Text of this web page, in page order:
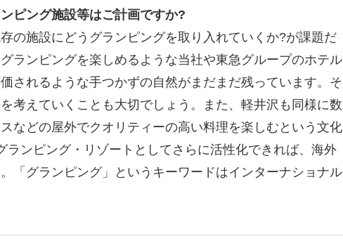
ピング施設等はご計画ですか?
の施設にどうグランピングを取り入れていくか?が課題だ
ランピングを楽しめるような当社や東急グループのホテル
されるような手つかずの自然がまだまだ残っています。そ
考えていくことも大切でしょう。また、軽井沢も同様に数
などの屋外でクオリティーの高い料理を楽しむという文化
ランピング・リゾートとしてさらに活性化できれば、海外
「グランピング」というキーワードはインターナショナル